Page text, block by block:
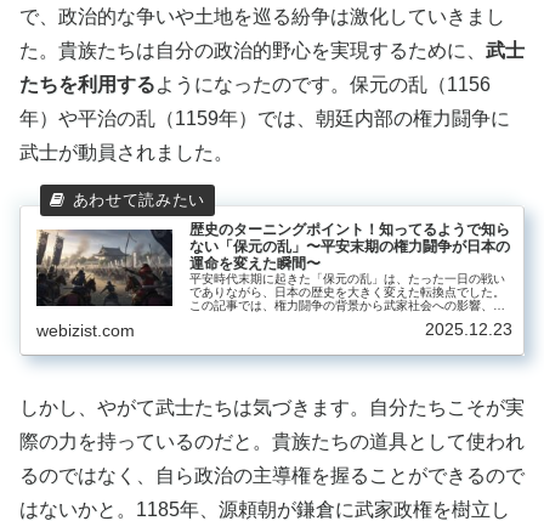
で、政治的な争いや土地を巡る紛争は激化していきまし
た。貴族たちは自分の政治的野心を実現するために、 武士
たちを利用するようになったのです。保元の乱（1156
年）や平治の乱（1159年）では、朝廷内部の権力闘争に
武士が動員されました。
歴史のターニングポイント！知ってるようで知ら
ない「保元の乱」〜平安末期の権力闘争が日本の
運命を変えた瞬間〜
平安時代末期に起きた「保元の乱」は、たった一日の戦い
でありながら、日本の歴史を大きく変えた転換点でした。
この記事では、権力闘争の背景から武家社会への影響、そ
重要なこの歴史的出来事の全貌に迫ります。
webizist.com 2025.12.23
しかし、やがて武士たちは気づきます。自分たちこそが実
際の力を持っているのだと。貴族たちの道具として使われ
るのではなく、自ら政治の主導権を握ることができるので
はないかと。1185年、源頼朝が鎌倉に武家政権を樹立し